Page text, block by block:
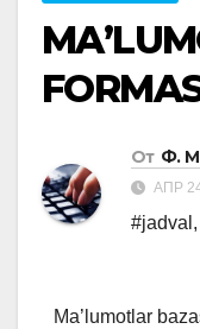
От Ф.
АПР
#jadval ,
Ma’lumotlar